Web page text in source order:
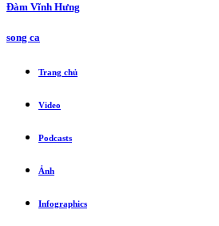
Đàm Vĩnh Hưng
song ca
Trang chủ
Video
Podcasts
Ảnh
Infographics